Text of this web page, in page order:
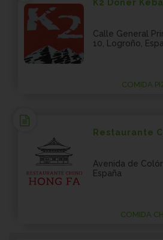
K2 Doner
Calle General
10, Logroño,
COMIDA
Restaurante
Avenida de
España
COMIDA